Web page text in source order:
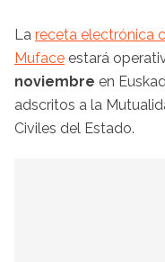
La receta electrónica
Muface estará
noviembre en
adscritos a la
Civiles del Estado.